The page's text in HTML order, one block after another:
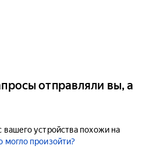
отправляли вы, а
устройства похожи на
могло произойти?